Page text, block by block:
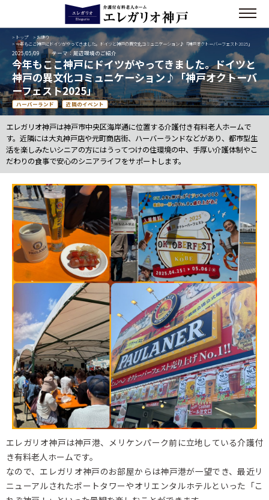
> トップ > お便り
> 今年もここ神戸にドイツがやってきました。ドイツと神戸の異文化コミュニケーション♪「神戸オクトーバーフェスト2025」
2025/05/09 テーマ：周辺環境のご紹介
今年もここ神戸にドイツがやってきました。ドイツと
神戸の異文化コミュニケーション♪「神戸オクトーバ
ーフェスト2025」
ハーバーランド 近隣のイベント
エレガリオ神戸は神戸市中央区海岸通に位置する介護付き有料老人ホームで
す。近隣には大丸神戸店や元町商店街、ハーバーランドなどがあり、都市型生
活を楽しみたいシニアの方にはうってつけの住環境の中、手厚い介護体制やこ
だわりの食事で安心のシニアライフをサポートします。
エレガリオ神戸は神戸港、メリケンパーク前に立地している介護付
き有料老人ホームです。
なので、エレガリオ神戸のお部屋からは神戸港が一望でき、最近リ
ニューアルされたポートタワーやオリエンタルホテルといった「こ